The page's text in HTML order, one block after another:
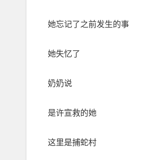
她忘记了之前发生的事
她失忆了
奶奶说
是许宣救的她
这里是捕蛇村